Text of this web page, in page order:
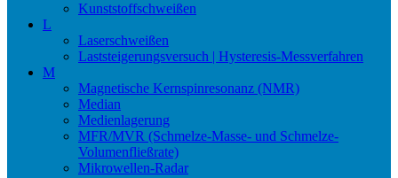
Kunststoffschweißen
L
Laserschweißen
Laststeigerungsversuch | Hysteresis-Messverfahren
M
Magnetische Kernspinresonanz (NMR)
Median
Medienlagerung
MFR/MVR (Schmelze-Masse- und Schmelze-
Volumenfließrate)
Mikrowellen-Radar